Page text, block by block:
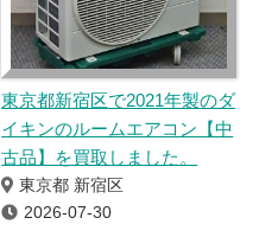
東京都新宿区で2021年製のダ
イキンのルームエアコン【中
古品】を買取しました。
東京都 新宿区
2026-07-30